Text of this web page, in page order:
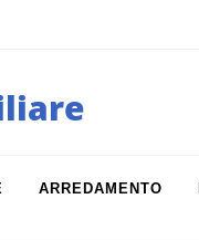
ARREDAMENTO